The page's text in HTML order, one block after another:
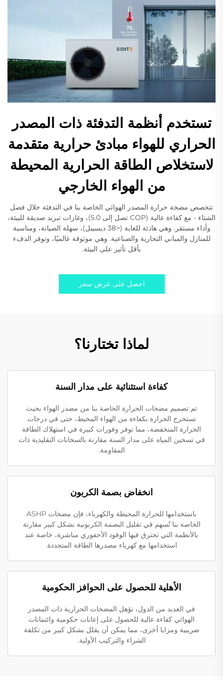
تستخدم أنظمة التدفئة ذات المصدر
الحراري للهواء مبادئ حرارية متقدمة
لاستخلاص الطاقة الحرارية المحيطة
من الهواء الخارجي
تتخصص مضخة حرارة المصدر الهوائي الخاصة بنا في التدفئة خلال فصل
الشتاء - مع كفاءة عالية (COP تصل إلى 5.0)، وغازات تبريد صديقة للبيئة،
وأداء مستقر. وهي هادئة للغاية (<38 ديسيبل)، سهلة الصيانة، ومناسبة
للمنازل والمباني التجارية والصناعية. وهي موثوقة عالميًا، وتوفر الدفء
بأقل تأثير على البيئة.
احصل على عرض سعر
لماذا تختارنا؟
كفاءة استثنائية على مدار السنة
تم تصميم مضخات الحرارة الخاصة بنا من مصدر الهواء بحيث
تستخرج الحرارة بكفاءة من الهواء المحيط، حتى في درجات
الحرارة المنخفضة، مما توفر وفورات كبيرة في استهلاك الطاقة
في تسخين المياه على مدار السنة مقارنة بالسخانات التقليدية ذات
المقاومة.
انخفاض بصمة الكربون
باستخدامها للحرارة المحيطة والكهرباء، فإن مضخات ASHP
الخاصة بنا تُسهم في تقليل البصمة الكربونية بشكل كبير مقارنة
بالأنظمة التي تحترق فيها الوقود الأحفوري مباشرة، خاصة عند
استخدامها مع كهرباء مصدرها الطاقة المتجددة.
الأهلية للحصول على الحوافز الحكومية
في العديد من الدول، تؤهل المضخات الحرارية ذات المصدر
الهوائي كفاءة عالية للحصول على إعانات حكومية وائتمانات
ضريبية ومزايا أخرى، مما يمكن أن يقلل بشكل كبير من تكلفة
الشراء والتركيب الأولية.